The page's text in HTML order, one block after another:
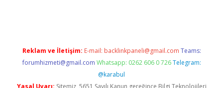
Reklam ve İletişim: E-mail: backlinkpaneli@gmail.com Teams:
forumhizmeti@gmail.com Whatsapp: 0262 606 0 726 Telegram:
@karabul
Yasal Uyarı: Sitemiz, 5651 Sayılı Kanun gereğince Bilgi Teknolojileri